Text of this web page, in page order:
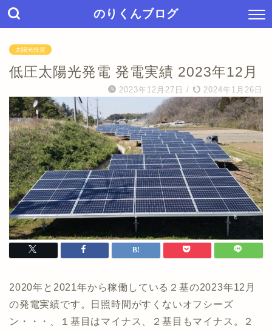
のりくんブログ
太陽光投資
低圧太陽光発電 発電実績 2023年12月
2023年12月27日 / 2024年1月26日
2020年と2021年から稼働している２基の2023年12月
の発電実績です。日照時間がすくないオフシーズ
ン・・・、１基目はマイナス、２基目もマイナス。２